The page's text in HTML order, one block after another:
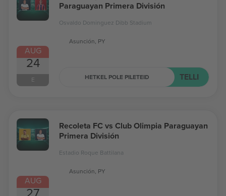
AUG
24
E
Paraguayan Primera División
Osvaldo Dominguez Dibb Stadium
Asunción, PY
HETKEL POLE PILETEID TELLI
AUG
27
Recoleta FC vs Club Olimpia Paraguayan
Primera División
Estadio Roque Battilana
Asunción, PY